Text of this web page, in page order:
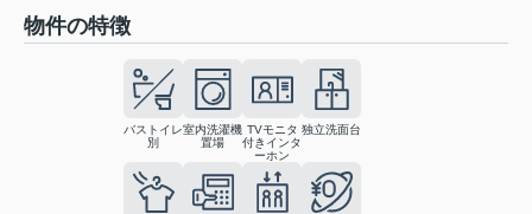
物件の特徴
バストイレ
別
室内洗濯機
置場
TVモニタ
付きインタ
ーホン
独立洗面台